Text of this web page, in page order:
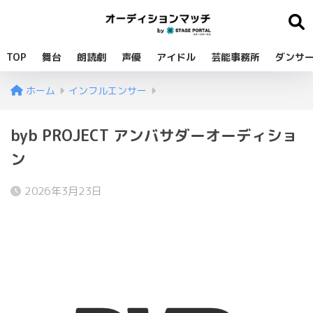
TOP 舞台 朗読劇 声優 アイドル 芸能事務所 ダンサ
ホーム インフルエンサー
byb PROJECT アンバサダーオーディショ
ン
2026年3月23日